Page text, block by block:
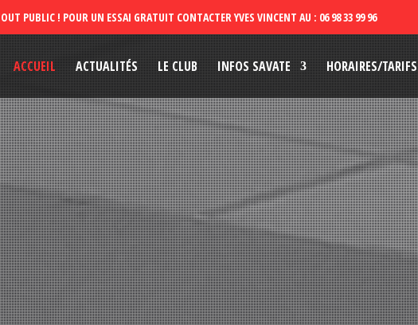
ACCUEIL ACTUALITÉS LE CLUB INFOS SAVATE HORAIRES/TARIFS